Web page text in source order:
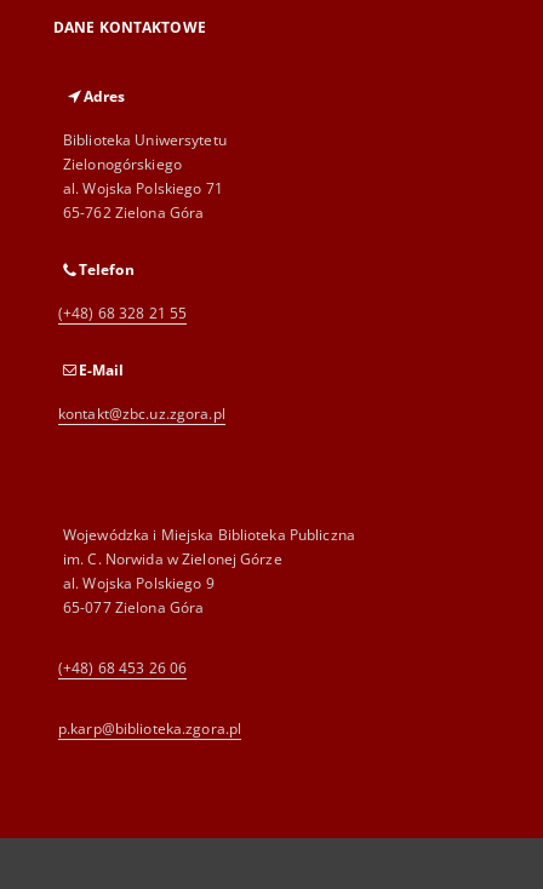
DANE KONTAKTOWE
Adres
Biblioteka Uniwersytetu
Zielonogórskiego
al. Wojska Polskiego 71
65-762 Zielona Góra
Telefon
(+48) 68 328 21 55
E-Mail
kontakt@zbc.uz.zgora.pl
Wojewódzka i Miejska Biblioteka Publiczna
im. C. Norwida w Zielonej Górze
al. Wojska Polskiego 9
65-077 Zielona Góra
(+48) 68 453 26 06
p.karp@biblioteka.zgora.pl